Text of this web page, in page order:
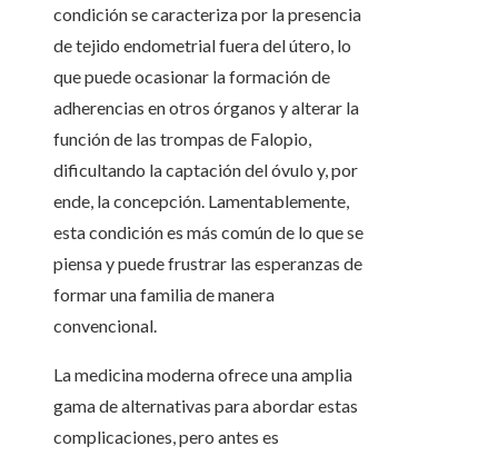
condición se caracteriza por la presencia
de tejido endometrial fuera del útero, lo
que puede ocasionar la formación de
adherencias en otros órganos y alterar la
función de las trompas de Falopio,
dificultando la captación del óvulo y, por
ende, la concepción. Lamentablemente,
esta condición es más común de lo que se
piensa y puede frustrar las esperanzas de
formar una familia de manera
convencional.
La medicina moderna ofrece una amplia
gama de alternativas para abordar estas
complicaciones, pero antes es